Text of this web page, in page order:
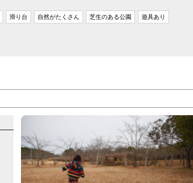
滑り台 自然がたくさん 芝生のある公園 遊具あり